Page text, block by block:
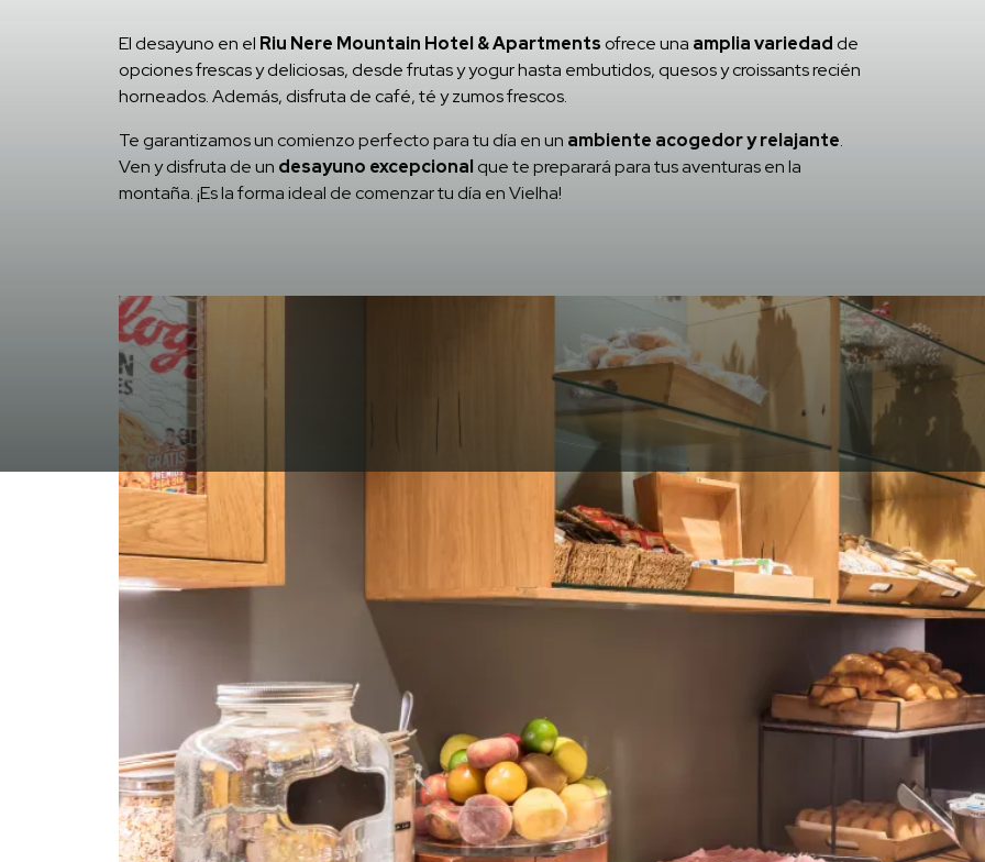
El desayuno en el Riu Nere Mountain Hotel & Apartmentsofrece una amplia variedadde
opciones frescas y deliciosas, desde frutas y yogur hasta embutidos, quesos y croissants recién
horneados. Además, disfruta de café, té y zumos frescos.
Te garantizamos un comienzo perfecto para tu día en un ambiente acogedor y relajante.
Ven y disfruta de un desayuno excepcional que te preparará para tus aventuras en la
montaña. ¡Es la forma ideal de comenzar tu día en Vielha!